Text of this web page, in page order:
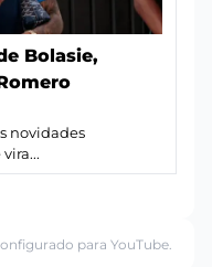
Bolasie,
novidades
para YouTube.